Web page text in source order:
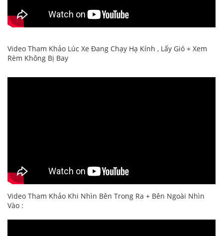
Video Tham Khảo Lúc Xe Đang Chạy Hạ Kính , Lấy Gió + Xem
Rèm Không Bị Bay
Video Tham Khảo Khi Nhìn Bên Trong Ra + Bên Ngoài Nhìn
Vào :